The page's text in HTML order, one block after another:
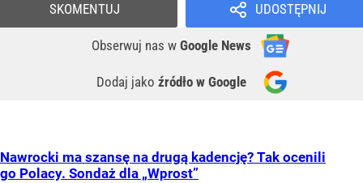
UDOSTĘPNIJ
Obserwuj nas w Google News
Dodaj jako źródło w Google
SKOMENTUJ
Nawrocki ma szansę na drugą kadencję? Tak ocenili
go Polacy. Sondaż dla „Wprost”